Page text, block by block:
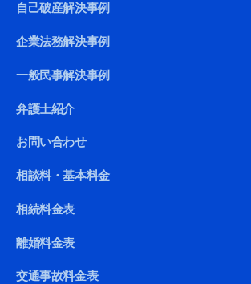
自己破産解決事例
企業法務解決事例
一般民事解決事例
弁護士紹介
お問い合わせ
相談料・基本料金
相続料金表
離婚料金表
交通事故料金表